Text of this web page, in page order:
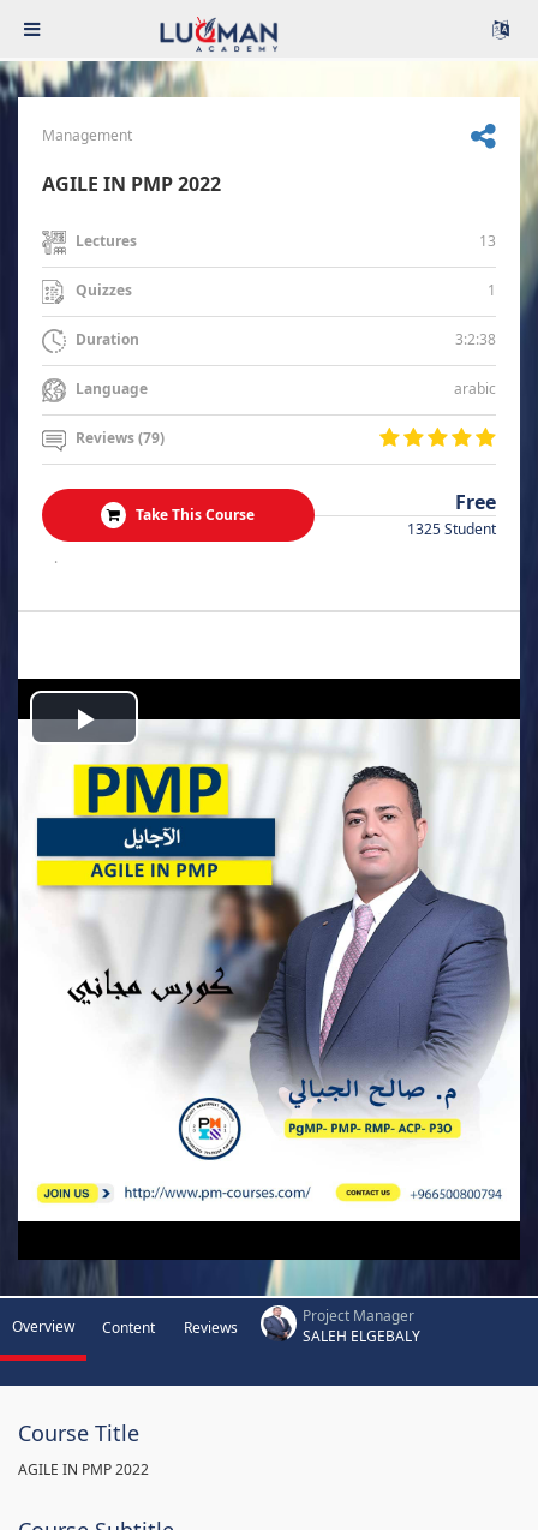
Management
AGILE IN PMP 2022
Lectures 13
Quizzes 1
Duration 3:2:38
Language arabic
Reviews (79)
Take This Course Free
1325 Student
.
Play
Video
Overview Content Reviews
Project Manager
SALEH ELGEBALY
Course Title
AGILE IN PMP 2022